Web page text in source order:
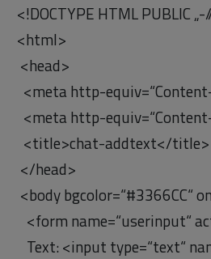
<!DOCTYPE HTML PUBLIC
<html>
<head>
<meta http-
<meta http-
<title>chat-addtext</title>
</head>
<body bgcolor=“#3366CC“
<form name=“userinput“
Text: <input type=“text“